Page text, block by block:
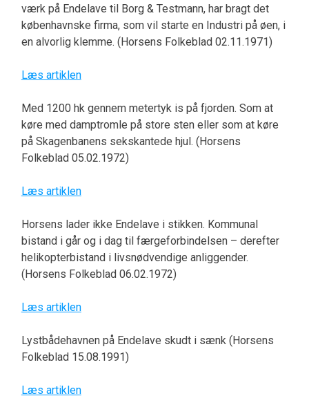
værk på Endelave til Borg & Testmann, har bragt det
københavnske firma, som vil starte en Industri på øen, i
en alvorlig klemme. (Horsens Folkeblad 02.11.1971)
Læs artiklen
Med 1200 hk gennem metertyk is på fjorden. Som at
køre med damptromle på store sten eller som at køre
på Skagenbanens sekskantede hjul. (Horsens
Folkeblad 05.02.1972)
Læs artiklen
Horsens lader ikke Endelave i stikken. Kommunal
bistand i går og i dag til færgeforbindelsen – derefter
helikopterbistand i livsnødvendige anliggender.
(Horsens Folkeblad 06.02.1972)
Læs artiklen
Lystbådehavnen på Endelave skudt i sænk (Horsens
Folkeblad 15.08.1991)
Læs artiklen